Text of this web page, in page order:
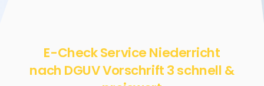
E-Check Service Niederricht
nach DGUV Vorschrift 3 schnell &